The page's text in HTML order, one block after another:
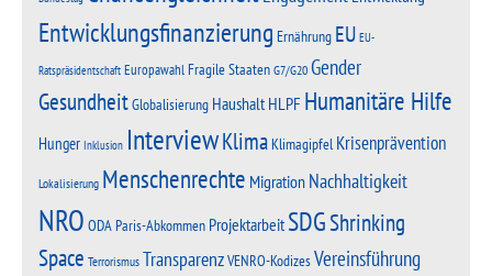
Entwicklungsfinanzierung Ernährung EU EU-
Ratspräsidentschaft EuropawahlFragile StaatenG7/G20Gender
GesundheitGlobalisierung HaushaltHLPF Humanitäre Hilfe
Hunger Inklusion InterviewKlimaKlimagipfel Krisenprävention
Lokalisierung Menschenrechte Migration Nachhaltigkeit
NRO ODAParis-Abkommen ProjektarbeitSDGShrinking
Space TerrorismusTransparenzVENRO-KodizesVereinsführung